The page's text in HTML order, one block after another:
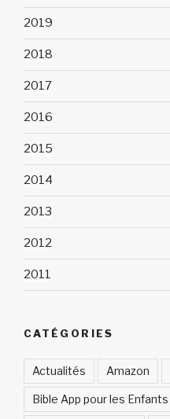
2019
2018
2017
2016
2015
2014
2013
2012
2011
CATÉGORIES
Actualités Amazon
Bible App pour les Enfants